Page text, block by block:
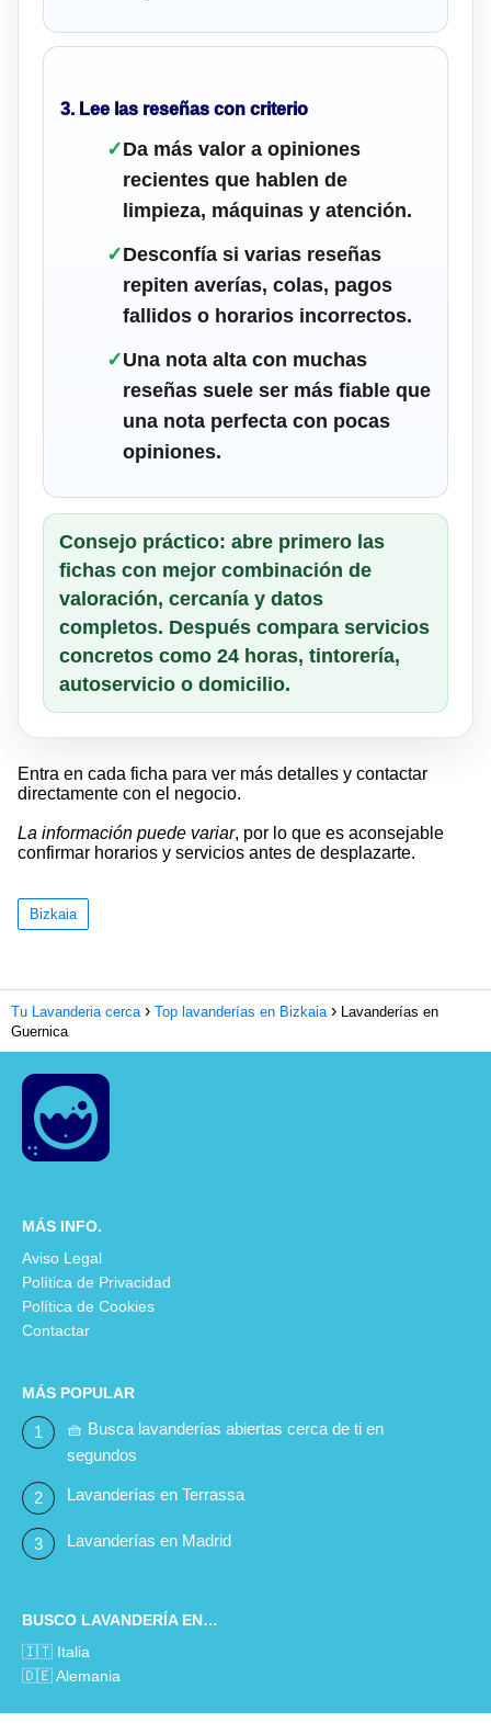
3. Lee las reseñas con criterio
✓Da más valor a opiniones
recientes que hablen de
limpieza, máquinas y atención.
✓Desconfía si varias reseñas
repiten averías, colas, pagos
fallidos o horarios incorrectos.
✓Una nota alta con muchas
reseñas suele ser más fiable que
una nota perfecta con pocas
opiniones.
Consejo práctico: abre primero las
fichas con mejor combinación de
valoración, cercanía y datos
completos. Después compara servicios
concretos como 24 horas, tintorería,
autoservicio o domicilio.
Entra en cada ficha para ver más detalles y contactar
directamente con el negocio.
La información puede variar, por lo que es aconsejable
confirmar horarios y servicios antes de desplazarte.
Bizkaia
Tu Lavanderia cerca Top lavanderías en Bizkaia
Lavanderías en
Guernica
MÁS INFO.
Aviso Legal
Política de Privacidad
Política de Cookies
Contactar
MÁS POPULAR
🧺 Busca lavanderías abiertas cerca de ti en
segundos
Lavanderías en Terrassa
Lavanderías en Madrid
BUSCO LAVANDERÍA EN…
🇮🇹 Italia
🇩🇪 Alemania